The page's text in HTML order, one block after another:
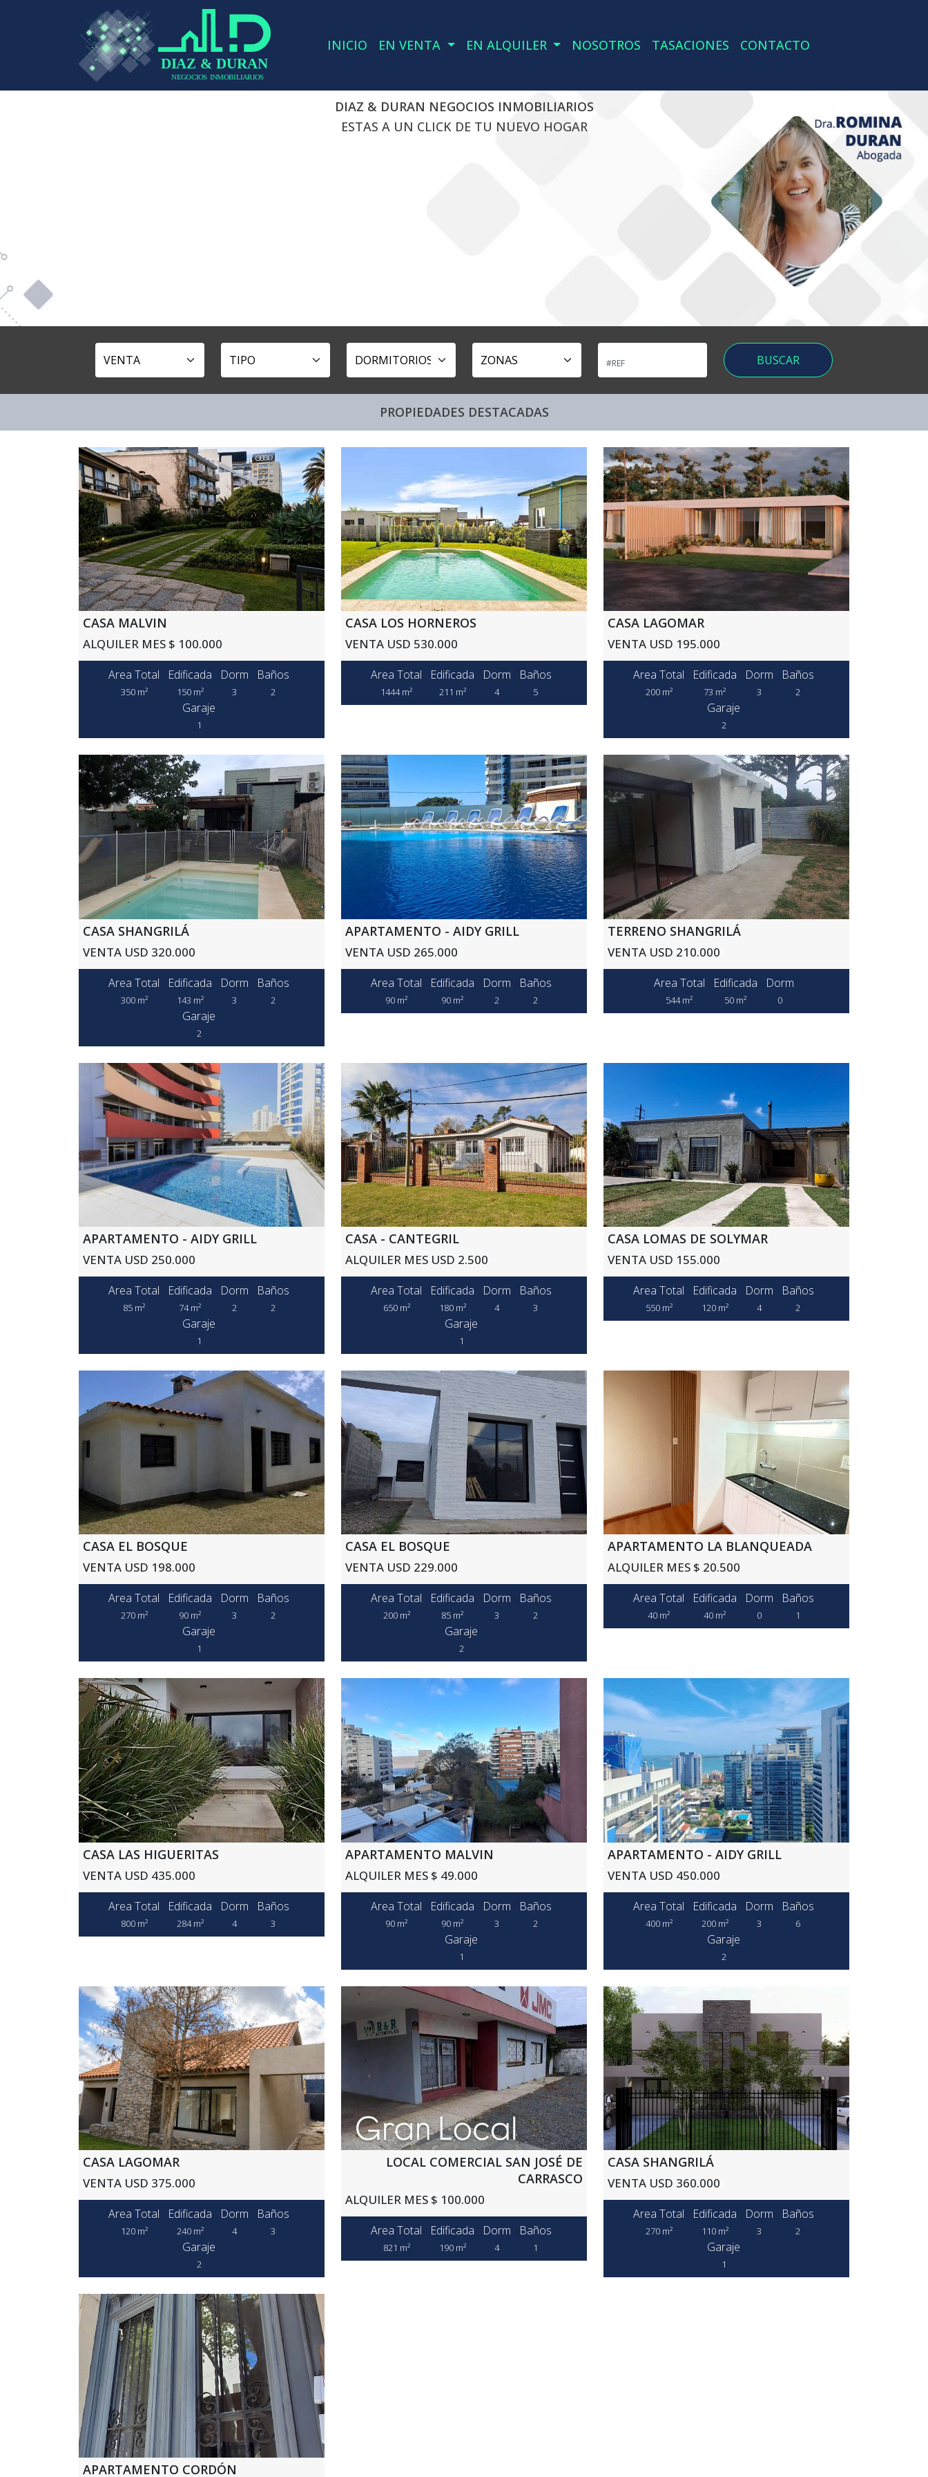
INICIO EN VENTA EN ALQUILER NOSOTROS TASACIONES CONTACTO
DIAZ & DURAN NEGOCIOS INMOBILIARIOS
ESTAS A UN CLICK DE TU NUEVO HOGAR
PROPIEDADES DESTACADAS
CASA MALVIN
ALQUILER MES $ 100.000
Area Total
350 m²
Edificada
150 m²
Dorm
3
Baños
2
Garaje
1
CASA LOS HORNEROS
VENTA USD 530.000
Area Total
1444 m²
Edificada
211 m²
Dorm
4
Baños
5
CASA LAGOMAR
VENTA USD 195.000
Area Total
200 m²
Edificada
73 m²
Dorm
3
Baños
2
Garaje
2
CASA SHANGRILÁ
VENTA USD 320.000
Area Total
300 m²
Edificada
143 m²
Dorm
3
Baños
2
Garaje
2
APARTAMENTO - AIDY GRILL
VENTA USD 265.000
Area Total
90 m²
Edificada
90 m²
Dorm
2
Baños
2
TERRENO SHANGRILÁ
VENTA USD 210.000
Area Total
544 m²
Edificada
50 m²
Dorm
0
APARTAMENTO - AIDY GRILL
VENTA USD 250.000
Area Total
85 m²
Edificada
74 m²
Dorm
2
Baños
2
Garaje
1
CASA - CANTEGRIL
ALQUILER MES USD 2.500
Area Total
650 m²
Edificada
180 m²
Dorm
4
Baños
3
Garaje
1
CASA LOMAS DE SOLYMAR
VENTA USD 155.000
Area Total
550 m²
Edificada
120 m²
Dorm
4
Baños
2
CASA EL BOSQUE
VENTA USD 198.000
Area Total
270 m²
Edificada
90 m²
Dorm
3
Baños
2
Garaje
1
CASA EL BOSQUE
VENTA USD 229.000
Area Total
200 m²
Edificada
85 m²
Dorm
3
Baños
2
Garaje
2
APARTAMENTO LA BLANQUEADA
ALQUILER MES $ 20.500
Area Total
40 m²
Edificada
40 m²
Dorm
0
Baños
1
CASA LAS HIGUERITAS
VENTA USD 435.000
Area Total
800 m²
Edificada
284 m²
Dorm
4
Baños
3
APARTAMENTO MALVIN
ALQUILER MES $ 49.000
Area Total
90 m²
Edificada
90 m²
Dorm
3
Baños
2
Garaje
1
APARTAMENTO - AIDY GRILL
VENTA USD 450.000
Area Total
400 m²
Edificada
200 m²
Dorm
3
Baños
6
Garaje
2
CASA LAGOMAR
VENTA USD 375.000
Area Total
120 m²
Edificada
240 m²
Dorm
4
Baños
3
Garaje
2
LOCAL COMERCIAL SAN JOSÉ DE
CARRASCO
ALQUILER MES $ 100.000
Area Total
821 m²
Edificada
190 m²
Dorm
4
Baños
1
CASA SHANGRILÁ
VENTA USD 360.000
Area Total
270 m²
Edificada
110 m²
Dorm
3
Baños
2
Garaje
1
APARTAMENTO CORDÓN